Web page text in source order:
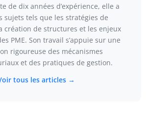
de dix années d’expérience, elle a
sujets tels que les stratégies de
création de structures et les enjeux
PME. Son travail s’appuie sur une
rigoureuse des mécanismes
et des pratiques de gestion.
tous les articles →